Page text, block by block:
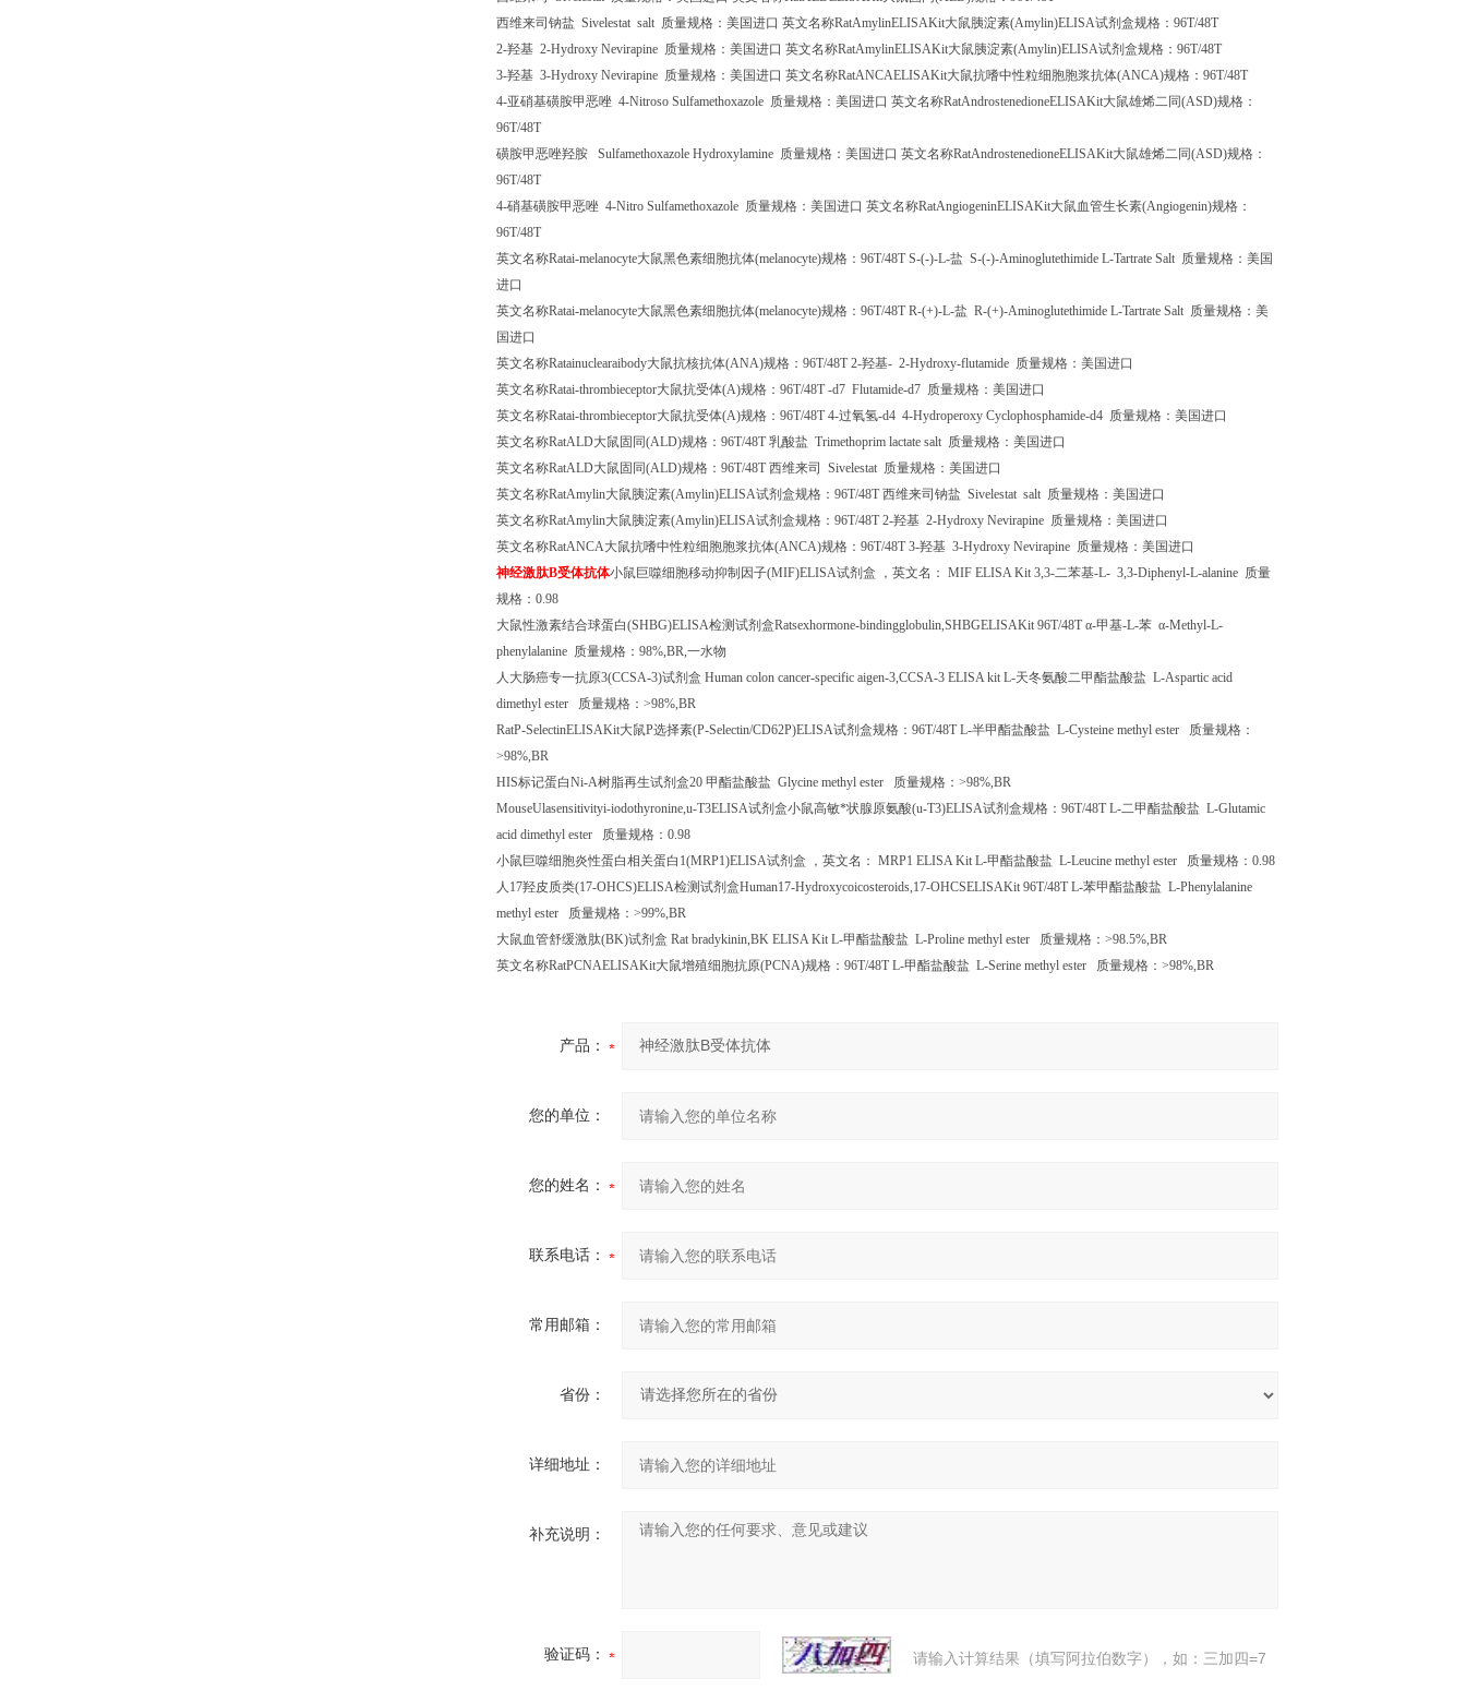
西维来司钠盐 Sivelestat salt 质量规格：美国进口 英文名称RatAmylinELISAKit大鼠胰淀素(Amylin)ELISA试剂盒规格： 96T/48T
2-羟基 2-Hydroxy Nevirapine 质量规格：美国进口 英文名称RatAmylinELISAKit大鼠胰淀素(Amylin)ELISA试剂盒规格： 96T/48T
3-羟基 3-Hydroxy Nevirapine 质量规格：美国进口 英文名称RatANCAELISAKit大鼠抗嗜中性粒细胞胞浆抗体(ANCA)规格： 96T/48T
4-亚硝基磺胺甲恶唑 4-Nitroso Sulfamethoxazole 质量规格：美国进口 英文名称RatAndrostenedioneELISAKit大鼠雄烯二同(ASD)规格：
96T/48T
磺胺甲恶唑羟胺 Sulfamethoxazole Hydroxylamine 质量规格：美国进口 英文名称RatAndrostenedioneELISAKit大鼠雄烯二同(ASD)规格：
96T/48T
4-硝基磺胺甲恶唑 4-Nitro Sulfamethoxazole 质量规格：美国进口 英文名称RatAngiogeninELISAKit大鼠血管生长素(Angiogenin)规格：
96T/48T
英文名称Ratai-melanocyte大鼠黑色素细胞抗体(melanocyte)规格： 96T/48T S-(-)-L-盐 S-(-)-Aminoglutethimide L-Tartrate Salt 质量规格：美国
进口
英文名称Ratai-melanocyte大鼠黑色素细胞抗体(melanocyte)规格： 96T/48T R-(+)-L-盐 R-(+)-Aminoglutethimide L-Tartrate Salt 质量规格：美
国进口
英文名称Ratainuclearaibody大鼠抗核抗体(ANA)规格： 96T/48T 2-羟基- 2-Hydroxy-flutamide 质量规格：美国进口
英文名称Ratai-thrombieceptor大鼠抗受体(A)规格： 96T/48T -d7 Flutamide-d7 质量规格：美国进口
英文名称Ratai-thrombieceptor大鼠抗受体(A)规格： 96T/48T 4-过氧氢-d4 4-Hydroperoxy Cyclophosphamide-d4 质量规格：美国进口
英文名称RatALD大鼠固同(ALD)规格： 96T/48T 乳酸盐 Trimethoprim lactate salt 质量规格：美国进口
英文名称RatALD大鼠固同(ALD)规格： 96T/48T 西维来司 Sivelestat 质量规格：美国进口
英文名称RatAmylin大鼠胰淀素(Amylin)ELISA试剂盒规格： 96T/48T 西维来司钠盐 Sivelestat salt 质量规格：美国进口
英文名称RatAmylin大鼠胰淀素(Amylin)ELISA试剂盒规格： 96T/48T 2-羟基 2-Hydroxy Nevirapine 质量规格：美国进口
英文名称RatANCA大鼠抗嗜中性粒细胞胞浆抗体(ANCA)规格： 96T/48T 3-羟基 3-Hydroxy Nevirapine 质量规格：美国进口
神经激肽B受体抗体小鼠巨噬细胞移动抑制因子(MIF)ELISA试剂盒 ，英文名： MIF ELISA Kit 3,3-二苯基-L- 3,3-Diphenyl-L-alanine 质量
规格： 0.98
大鼠性激素结合球蛋白(SHBG)ELISA检测试剂盒Ratsexhormone-bindingglobulin,SHBGELISAKit 96T/48T α-甲基-L-苯 α-Methyl-L-
phenylalanine 质量规格： 98%,BR,一水物
人大肠癌专一抗原3(CCSA-3)试剂盒 Human colon cancer-specific aigen-3,CCSA-3 ELISA kit L-天冬氨酸二甲酯盐酸盐 L-Aspartic acid
dimethyl ester 质量规格： >98%,BR
RatP-SelectinELISAKit大鼠P选择素(P-Selectin/CD62P)ELISA试剂盒规格： 96T/48T L-半甲酯盐酸盐 L-Cysteine methyl ester 质量规格：
>98%,BR
HIS标记蛋白Ni-A树脂再生试剂盒20 甲酯盐酸盐 Glycine methyl ester 质量规格： >98%,BR
MouseUlasensitivityi-iodothyronine,u-T3ELISA试剂盒小鼠高敏*状腺原氨酸(u-T3)ELISA试剂盒规格： 96T/48T L-二甲酯盐酸盐 L-Glutamic
acid dimethyl ester 质量规格： 0.98
小鼠巨噬细胞炎性蛋白相关蛋白 1(MRP1)ELISA试剂盒 ，英文名： MRP1 ELISA Kit L-甲酯盐酸盐 L-Leucine methyl ester 质量规格： 0.98
人 17羟皮质类(17-OHCS)ELISA检测试剂盒Human17-Hydroxycoicosteroids,17-OHCSELISAKit 96T/48T L-苯甲酯盐酸盐 L-Phenylalanine
methyl ester 质量规格： >99%,BR
大鼠血管舒缓激肽(BK)试剂盒 Rat bradykinin,BK ELISA Kit L-甲酯盐酸盐 L-Proline methyl ester 质量规格： >98.5%,BR
英文名称RatPCNAELISAKit大鼠增殖细胞抗原(PCNA)规格： 96T/48T L-甲酯盐酸盐 L-Serine methyl ester 质量规格： >98%,BR
产品：
您的单位：
您的姓名：
联系电话：
常用邮箱：
省份：
详细地址：
补充说明：
验证码： 请输入计算结果（填写阿拉伯数字），如：三加四=7